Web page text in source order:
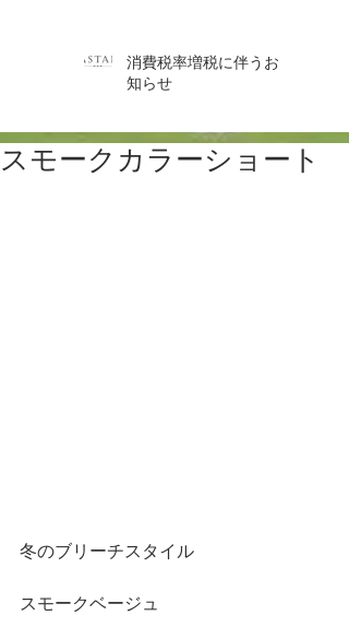
消費税率増税に伴うお
知らせ
スモークカラーショート
冬のブリーチスタイル
スモークベージュ